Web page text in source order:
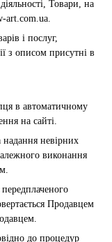
Товари, на
art.com.ua.
і послуг,
з описом присутні в
в автоматичному
на сайті.
надання невірних
виконання
Продавцем
до процедур